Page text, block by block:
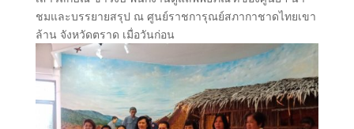
ชมและบรรยายสรุป ณ ศูนย์ราชการุณย์สภากาชาดไทยเขา
ล้าน จังหวัดตราด เมื่อวันก่อน